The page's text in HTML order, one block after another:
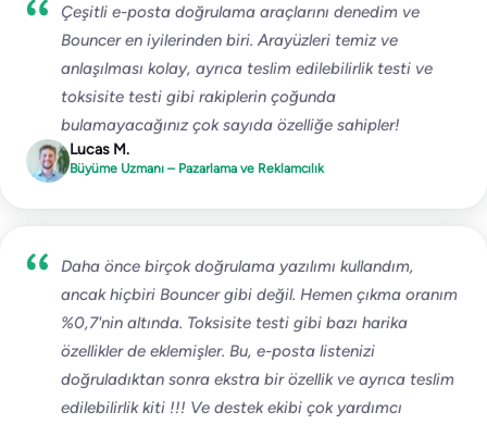
Çeşitli e-posta doğrulama araçlarını denedim ve
Bouncer en iyilerinden biri. Arayüzleri temiz ve
anlaşılması kolay, ayrıca teslim edilebilirlik testi ve
toksisite testi gibi rakiplerin çoğunda
bulamayacağınız çok sayıda özelliğe sahipler!
Lucas M.
Büyüme Uzmanı – Pazarlama ve Reklamcılık
Daha önce birçok doğrulama yazılımı kullandım,
ancak hiçbiri Bouncer gibi değil. Hemen çıkma oranım
%0,7'nin altında. Toksisite testi gibi bazı harika
özellikler de eklemişler. Bu, e-posta listenizi
doğruladıktan sonra ekstra bir özellik ve ayrıca teslim
edilebilirlik kiti !!! Ve destek ekibi çok yardımcı